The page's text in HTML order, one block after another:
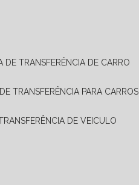
DE TRANSFERÊNCIA DE CARRO
DE TRANSFERÊNCIA PARA CARROS
DE VEICULO